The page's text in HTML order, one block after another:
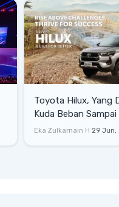
Toyota Hilux, Yang
Kuda Beban
Lifestyle
Eka Zulkarnain H 29 Jun,